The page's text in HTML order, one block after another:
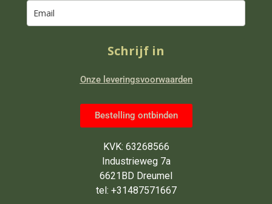
Schrijf in
Onze leveringsvoorwaarden
Bestelling ontbinden
KVK: 63268566
Industrieweg 7a
6621BD Dreumel
tel: +31487571667